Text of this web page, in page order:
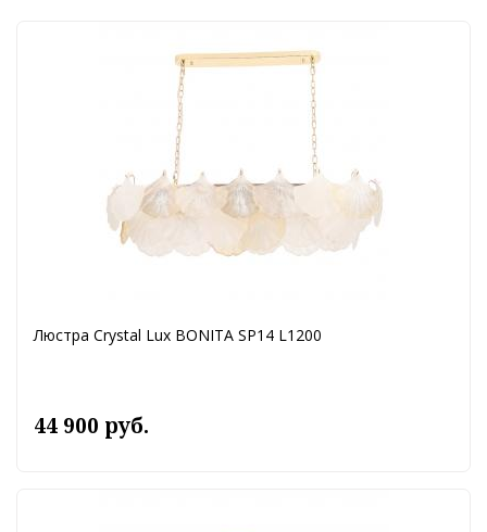
Люстра Crystal Lux BONITA SP14 L1200
44 900 руб.